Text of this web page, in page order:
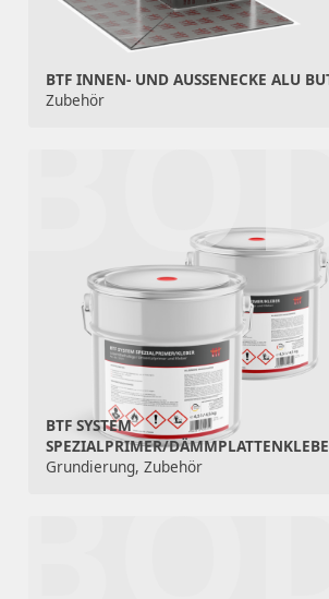
BTF INNEN- UND AUSSENECKE ALU
Zubehör
BTF SYSTEM
SPEZIALPRIMER/
Grundierung, Zubehör